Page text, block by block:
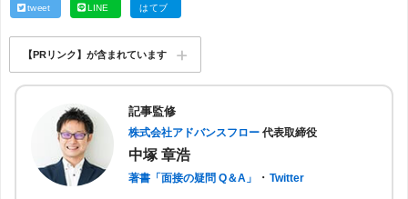
tweet LINE はてブ
【PRリンク】が含まれています
記事監修
株式会社アドバンスフロー 代表取締役
中塚 章浩
著書「面接の疑問 Q＆A」 ・ Twitter